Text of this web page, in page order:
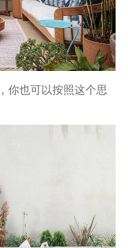
你也可以按照这个思